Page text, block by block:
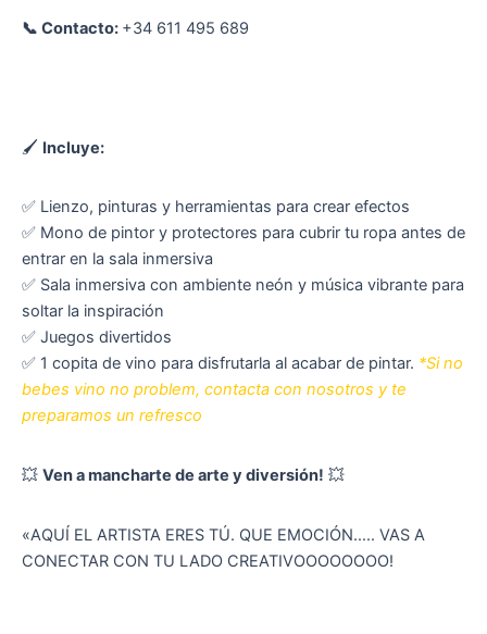
📞 Contacto: +34 611 495 689
🖌 Incluye:
✅ Lienzo, pinturas y herramientas para crear efectos
✅ Mono de pintor y protectores para cubrir tu ropa antes de
entrar en la sala inmersiva
✅ Sala inmersiva con ambiente neón y música vibrante para
soltar la inspiración
✅ Juegos divertidos
✅ 1 copita de vino para disfrutarla al acabar de pintar. *Si no
bebes vino no problem, contacta con nosotros y te
preparamos un refresco
💥 Ven a mancharte de arte y diversión! 💥
«AQUÍ EL ARTISTA ERES TÚ. QUE EMOCIÓN….. VAS A
CONECTAR CON TU LADO CREATIVOOOOOOOO!